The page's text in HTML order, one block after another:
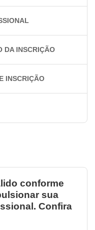
SECCIONAL
DA OAB
DA INSCRIÇÃO
INSCRIÇÃO
conforme
sua
Confira